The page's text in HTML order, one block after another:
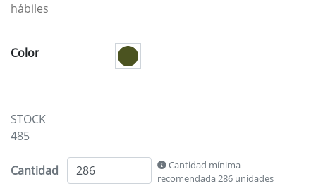
hábiles
Color
STOCK
485
Cantidad
Cantidad mínima
recomendada 286 unidades